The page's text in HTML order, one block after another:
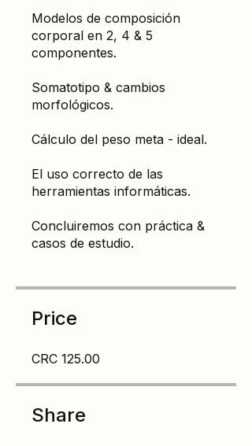
Modelos de composición
corporal en 2, 4 & 5
componentes.
Somatotipo & cambios
morfológicos.
Cálculo del peso meta - ideal.
El uso correcto de las
herramientas informáticas.
Concluiremos con práctica &
casos de estudio.
Price
CRC 125.00
Share